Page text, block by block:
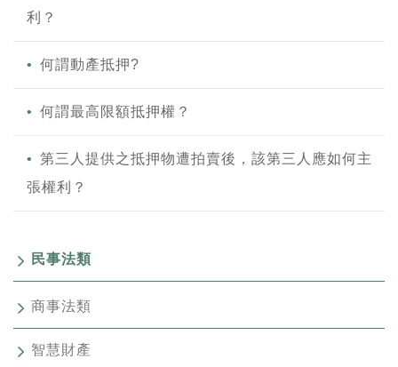
利？
何謂動產抵押?
何謂最高限額抵押權？
第三人提供之抵押物遭拍賣後，該第三人應如何主
張權利？
民事法類
商事法類
智慧財產